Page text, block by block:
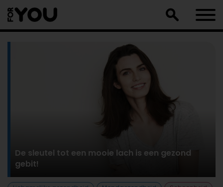
naar
artikel
De sleutel tot een mooie lach is een gezond
gebit!